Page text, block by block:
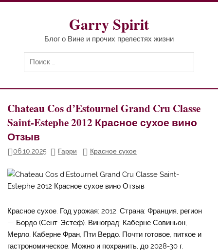
Перейти
Garry Spirit
Блог о Вине и прочих прелестях жизни
Chateau Cos d’Estournel Grand Cru Classe
Saint-Estephe 2012 Красное сухое вино
Отзыв
06.10.2025 Гарри Красное сухое
Красное сухое. Год урожая: 2012. Страна: Франция, регион
— Бордо (Сент-Эстеф). Виноград: Каберне Совиньон,
Мерло, Каберне Фран, Пти Вердо. Почти готовое, питкое и
гастрономическое. Можно и похранить, до 2028-30 г.